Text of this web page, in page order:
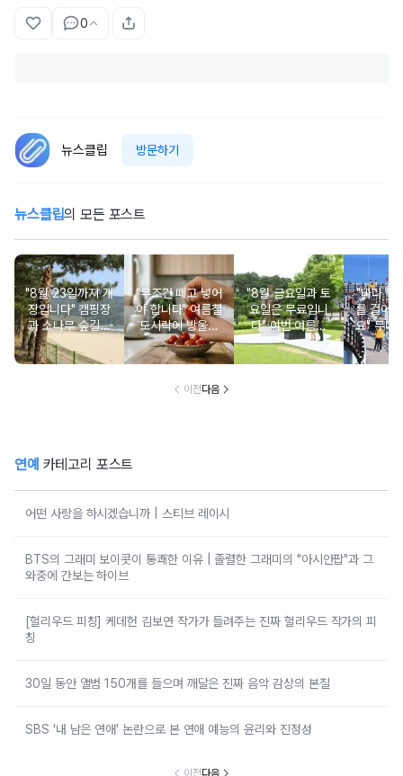
0
뉴스클립 방문하기
뉴스클립의 모든 포스트
"8월 23일까지 개
장입니다" 캠핑장
과 소나무 숲길이
붙어있는 조용한
남해 해수욕장
"무조건 떼고 넣어
야 합니다" 여름철
도시락에 방울토
마토 꼭지 그대로
넣으면 생기는 일
"8월 금요일과 토
요일은 무료입니
다" 이번 여름에
무료로 입장 가능
한 의미 있는 여행
"바다 위
를 걸어
요" 무더
만드는
풍경
이전다음
연예 카테고리 포스트
어떤 사랑을 하시겠습니까 | 스티브 레이시
BTS의 그래미 보이콧이 통쾌한 이유 | 졸렬한 그래미의 "아시안팝"과 그
와중에 간보는 하이브
[헐리우드 피칭] 케데헌 김보연 작가가 들려주는 진짜 헐리우드 작가의 피
칭
30일 동안 앨범 150개를 들으며 깨달은 진짜 음악 감상의 본질
SBS '내 남은 연애' 논란으로 본 연애 예능의 윤리와 진정성
이전다음